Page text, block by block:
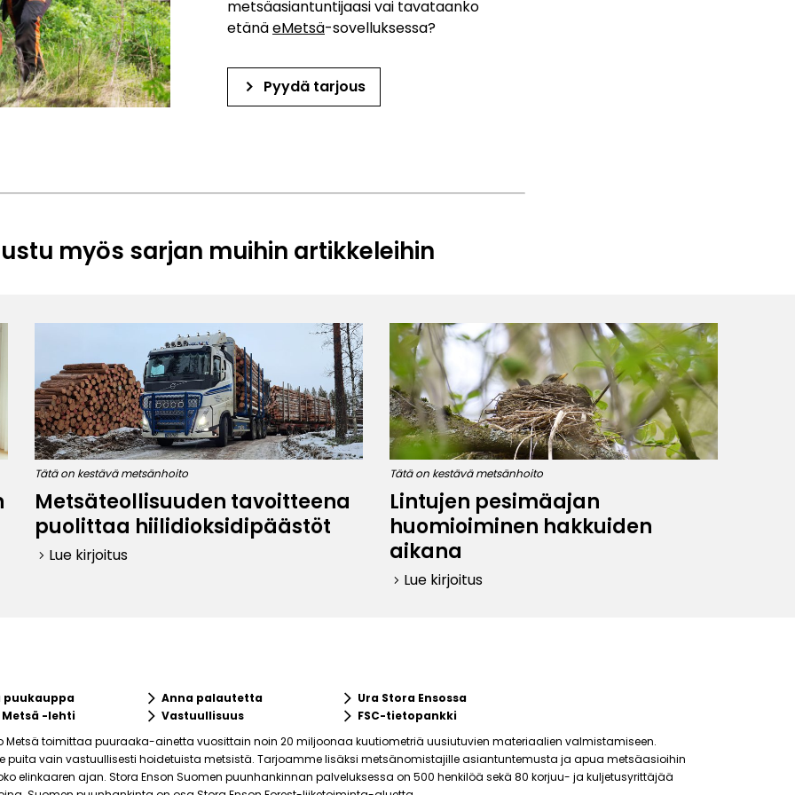
metsäasiantuntijaasi vai tavataanko
etänäeMetsä-sovelluksessa?
keyboard_arrow_right Pyydä tarjous
myös sarjan muihin artikkeleihin
Tätä on kestävä metsänhoito
Metsäteollisuuden tavoitteena
puolittaa hiilidioksidipäästöt
keyboard_arrow_right Lue kirjoitus
Tätä on kestävä metsänhoito
Lintujen pesimäajan
huomioiminen hakkuiden
aikana
keyboard_arrow_right Lue kirjoitus
puukauppa
Metsä -lehti
keyboard_arrow_rightAnna palautetta
keyboard_arrow_rightVastuullisuus
keyboard_arrow_rightUra Stora Ensossa
keyboard_arrow_rightFSC-tietopankki
Metsä toimittaa puuraaka-ainetta vuosittain noin 20 miljoonaa kuutiometriä uusiutuvien materiaalien valmistamiseen.
puita vain vastuullisesti hoidetuista metsistä. Tarjoamme lisäksi metsänomistajille asiantuntemusta ja apua metsäasioihin
elinkaaren ajan. Stora Enson Suomen puunhankinnan palveluksessa on 500 henkilöä sekä 80 korjuu- ja kuljetusyrittäjää